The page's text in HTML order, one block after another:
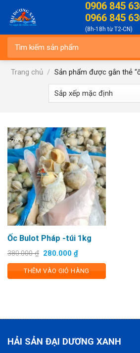
content
0906 845
0966 845
(8h-18h từ T2-CN)
Trang chủ / Sản phẩm được gắn thẻ
-26%
Ốc Bulot Pháp -túi 1kg
380.000₫ Giá
là:
380.000 ₫.
280.000₫Giá
tại
là:
280.000 ₫.
THÊM VÀO GIỎ HÀNG
HẢI SẢN ĐẠI DƯƠNG XANH